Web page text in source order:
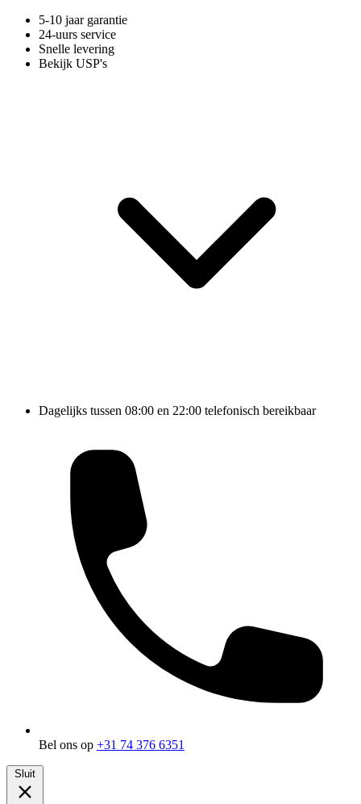
5-10 jaar garantie
24-uurs service
Snelle levering
Bekijk USP's
Dagelijks tussen 08:00 en 22:00 telefonisch bereikbaar
Bel ons op +31 74 376 6351
Sluit